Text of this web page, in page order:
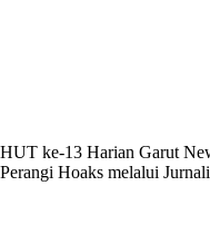
HUT ke-13 Harian Garut
Perangi Hoaks melalui